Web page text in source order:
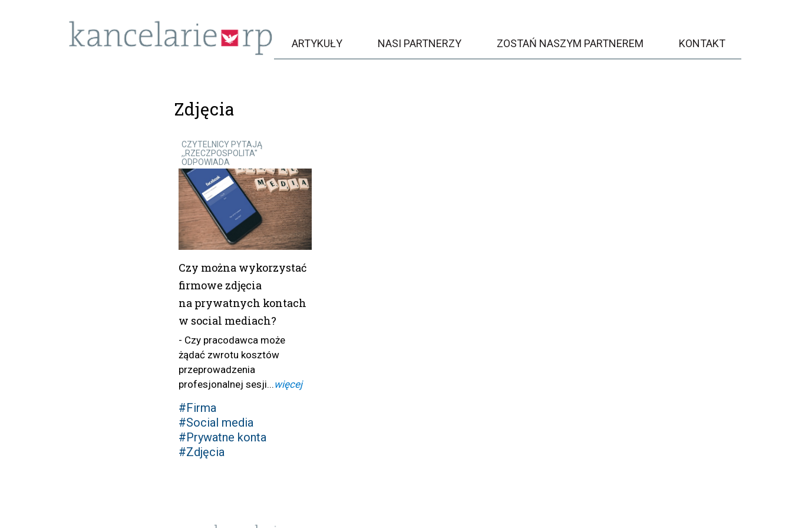
ARTYKUŁY NASI PARTNERZY ZOSTAŃ NASZYM PARTNEREM KONTAKT
Zdjęcia
CZYTELNICY PYTAJĄ
,,RZECZPOSPOLITA"
ODPOWIADA
Czy można wykorzystać
firmowe zdjęcia
na prywatnych kontach
w social mediach?
- Czy pracodawca może
żądać zwrotu kosztów
przeprowadzenia
profesjonalnej sesji... więcej
#Firma
#Social media
#Prywatne konta
#Zdjęcia